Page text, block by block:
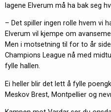
lagene Elverum må ha bak seg
– Det spiller ingen rolle hvem vi
Elverum vil kjempe om
Men i motsetning til for to år
Champions League nå med
fylle hallen.
Ei heller blir det lett å fylle
Meskov Brest, Montpellier og